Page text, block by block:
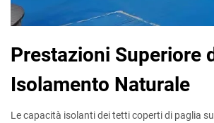
Prestazioni Superiore
Isolamento Naturale
Le capacità isolanti dei tetti coperti di paglia